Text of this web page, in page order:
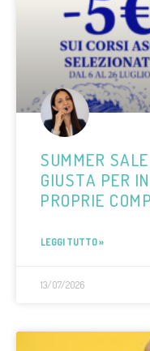
SUMMER
GIUSTA PER
PROPRIE
LEGGI TUTTO »
13/07/2026